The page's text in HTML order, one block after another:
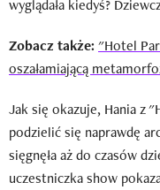
wyglądała kiedyś?
Zobacz także: "Hotel
oszałamiającą
Jak się okazuje, Hania z
podzielić się naprawdę
sięgnęła aż do czasów
uczestniczka show